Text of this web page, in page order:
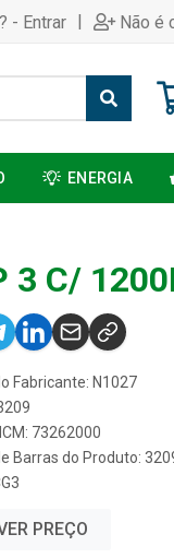
- Entrar | Não é
ENERGIA
3 C/
Fabricante: N1027
73262000
Barras do Produto:
PREÇO